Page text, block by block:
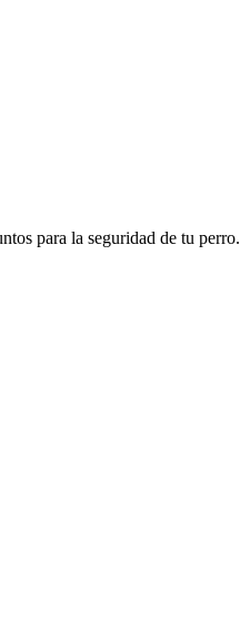
para la seguridad de tu perro.